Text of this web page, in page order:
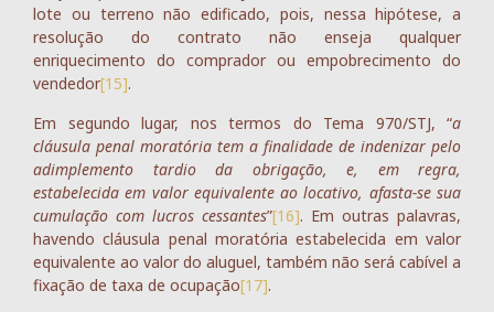
lote ou terreno não edificado, pois, nessa hipótese, a
resolução do contrato não enseja qualquer
enriquecimento do comprador ou empobrecimento do
vendedor[15].
Em segundo lugar, nos termos do Tema 970/STJ, “a
cláusula penal moratória tem a finalidade de indenizar pelo
adimplemento tardio da obrigação, e, em regra,
estabelecida em valor equivalente ao locativo, afasta-se sua
cumulação com lucros cessantes”[16]. Em outras palavras,
havendo cláusula penal moratória estabelecida em valor
equivalente ao valor do aluguel, também não será cabível a
fixação de taxa de ocupação[17].